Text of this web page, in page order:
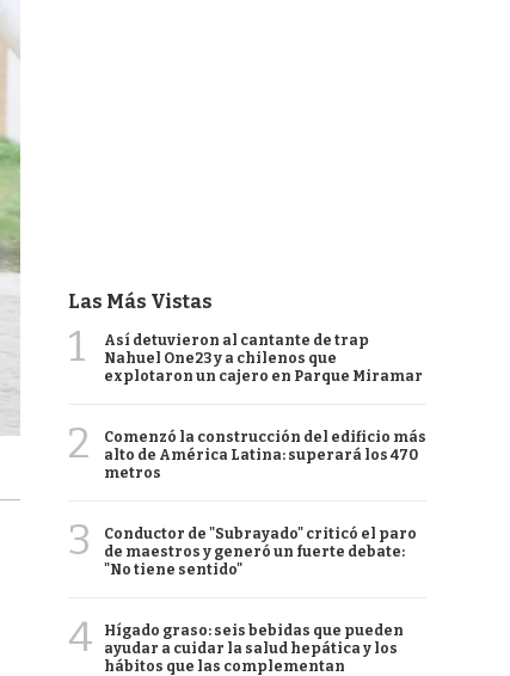
Las Más Vistas
1
Así detuvieron al cantante de trap
Nahuel One23 y a chilenos que
explotaron un cajero en Parque Miramar
2
Comenzó la construcción del edificio más
alto de América Latina: superará los 470
metros
3
Conductor de "Subrayado" criticó el paro
de maestros y generó un fuerte debate:
"No tiene sentido"
4
Hígado graso: seis bebidas que pueden
ayudar a cuidar la salud hepática y los
hábitos que las complementan